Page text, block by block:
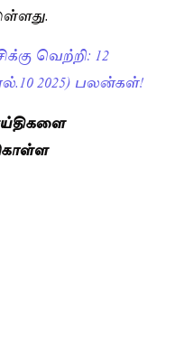
வெற்றி: 12
2025) பலன்கள்!